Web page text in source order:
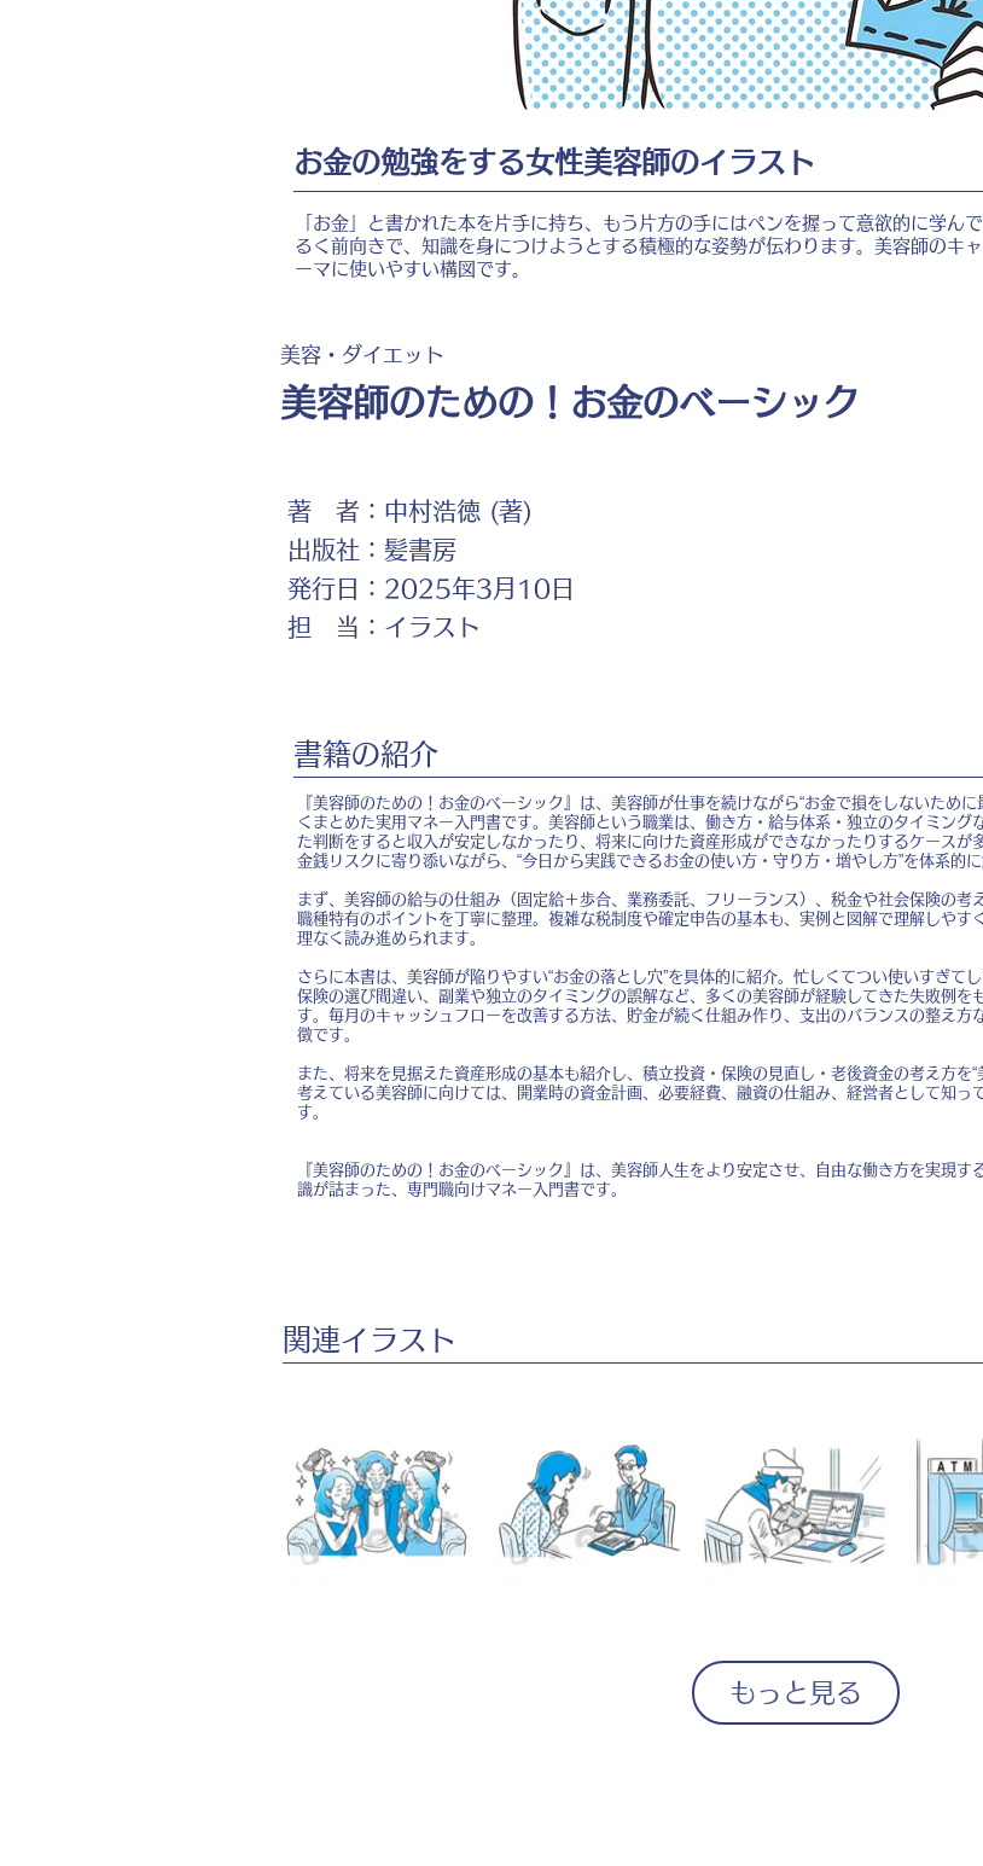
お金の勉強をする女性美容師のイラスト
「お金」と書かれた本を片手に持ち、もう片方の手にはペンを握って意欲的に学ん
るく前向きで、知識を身につけようとする積極的な姿勢が伝わります。美容師のキ
ーマに使いやすい構図です。
美容・ダイエット
美容師のための！お金のベーシック
著 者：
出版社：
発行日：
担 当：
中村浩徳 (著)
髪書房
2025年3月10日
イラスト
書籍の紹介
『美容師のための！お金のベーシック』は、美容師が仕事を続けながら“お金で損をしないため
くまとめた実用マネー入門書です。美容師という職業は、働き方・給与体系・独立のタイミング
た判断をすると収入が安定しなかったり、将来に向けた資産形成ができなかったりするケースが
金銭リスクに寄り添いながら、“今日から実践できるお金の使い方・守り方・増やし方”を体系的に
まず、美容師の給与の仕組み（固定給＋歩合、業務委託、フリーランス）、税金や社会保険の考
職種特有のポイントを丁寧に整理。複雑な税制度や確定申告の基本も、実例と図解で理解しやす
理なく読み進められます。
さらに本書は、美容師が陥りやすい“お金の落とし穴”を具体的に紹介。忙しくてつい使いすぎて
保険の選び間違い、副業や独立のタイミングの誤解など、多くの美容師が経験してきた失敗例を
す。毎月のキャッシュフローを改善する方法、貯金が続く仕組み作り、支出のバランスの整え方
徴です。
また、将来を見据えた資産形成の基本も紹介し、積立投資・保険の見直し・老後資金の考え方を
考えている美容師に向けては、開業時の資金計画、必要経費、融資の仕組み、経営者として知っ
す。
『美容師のための！お金のベーシック』は、美容師人生をより安定させ、自由な働き方を実現す
識が詰まった、専門職向けマネー入門書です。
​関連イラスト
もっと見る